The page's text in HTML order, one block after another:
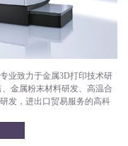
业致力于金属3D打印技术研
金属粉末材料研发、高温合
发，进出口贸易服务的高科
品等。华阳新材料拥有一支
士，其中博士生比例超过